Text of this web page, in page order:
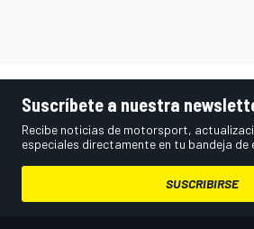
Suscríbete a nuestra
Recibe noticias de motorsport,
especiales directamente en tu bandeja de
SUSCRIBIRSE